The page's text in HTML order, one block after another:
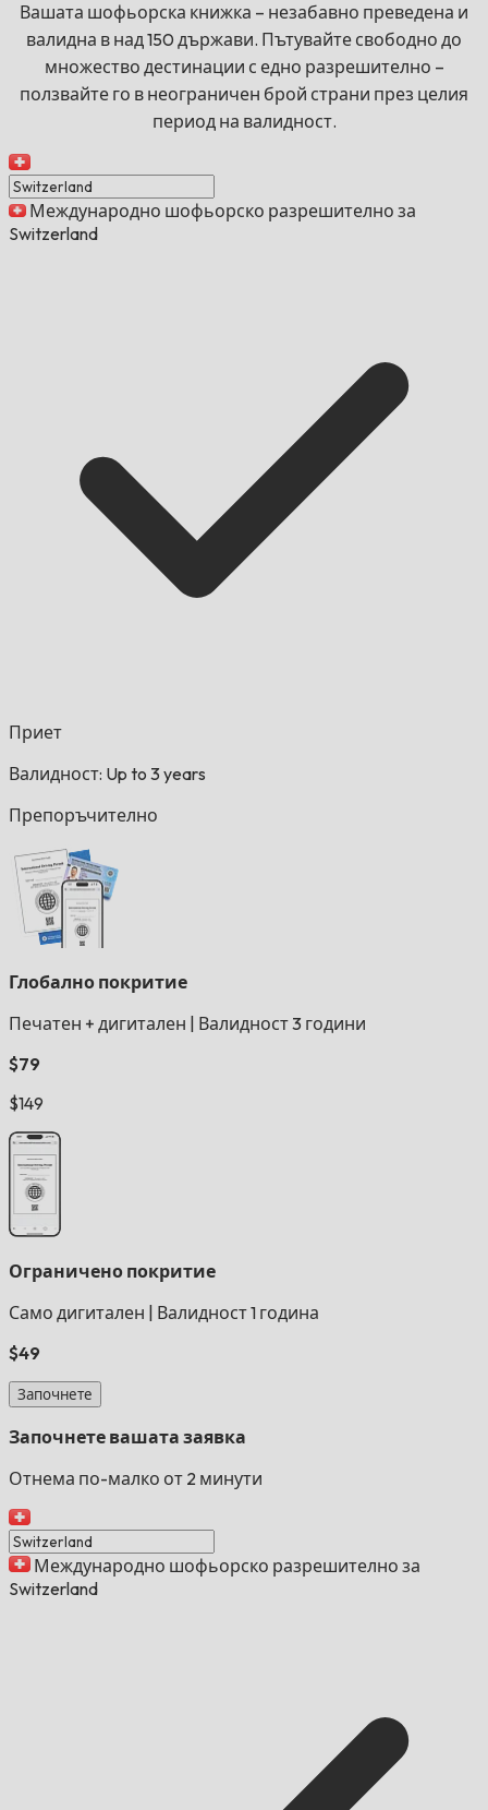
Вашата шофьорска книжка – незабавно преведена и
валидна в над 150 държави. Пътувайте свободно до
множество дестинации с едно разрешително –
ползвайте го в неограничен брой страни през целия
период на валидност.
Международно шофьорско разрешително за
Switzerland
Приет
Валидност: Up to 3 years
Препоръчително
Глобално покритие
Печатен + дигитален
Валидност 3 години
$79
$149
Ограничено покритие
Само дигитален
Валидност 1 година
$49
Започнете
Започнете вашата заявка
Отнема по-малко от 2 минути
Международно шофьорско разрешително за
Switzerland